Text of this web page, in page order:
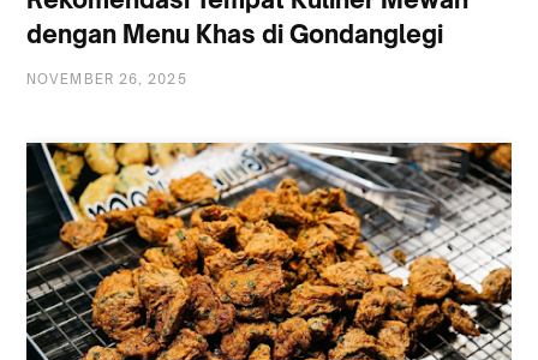
dengan Menu Khas di Gondanglegi
NOVEMBER 26, 2025